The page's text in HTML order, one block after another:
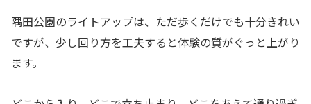
隅田公園のライトアップは、ただ歩くだけでも十分きれい
ですが、少し回り方を工夫すると体験の質がぐっと上がり
ます。